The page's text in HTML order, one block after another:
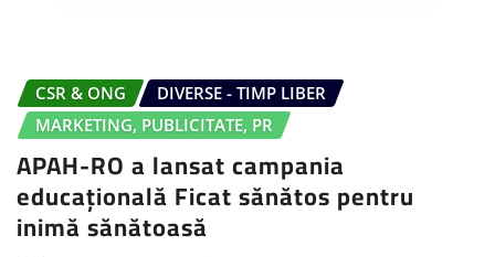
CSR & ONG
DIVERSE - TIMP LIBER
MARKETING, PUBLICITATE, PR
APAH-RO a lansat campania
educațională Ficat sănătos pentru
inimă sănătoasă